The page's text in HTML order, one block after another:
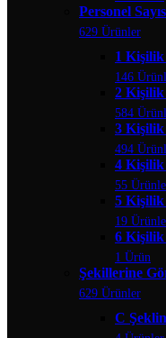
Personel
629 Ürünler
1 Kişilik
146
2 Kişilik
584
3 Kişilik
494
4 Kişilik
55
5 Kişilik
19
6 Kişilik
1 Ürün
Şekillerine
629 Ürünler
C